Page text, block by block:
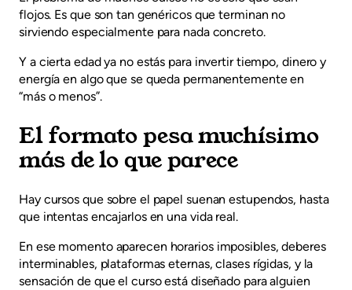
flojos. Es que son tan genéricos que terminan no
sirviendo especialmente para nada concreto.
Y a cierta edad ya no estás para invertir tiempo, dinero y
energía en algo que se queda permanentemente en
“más o menos”.
El formato pesa muchísimo
más de lo que parece
Hay cursos que sobre el papel suenan estupendos, hasta
que intentas encajarlos en una vida real.
En ese momento aparecen horarios imposibles, deberes
interminables, plataformas eternas, clases rígidas, y la
sensación de que el curso está diseñado para alguien